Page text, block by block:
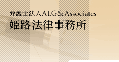
姫路法律事務所